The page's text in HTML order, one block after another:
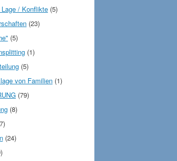
/ Konflikte (5)
(23)
(5)
(1)
(5)
von Familien (1)
(79)
(8)
(24)